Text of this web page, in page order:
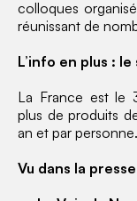
colloques
réunissant de
L’info en plus :
La France est le
plus de produits
an et par personne.
Vu dans la